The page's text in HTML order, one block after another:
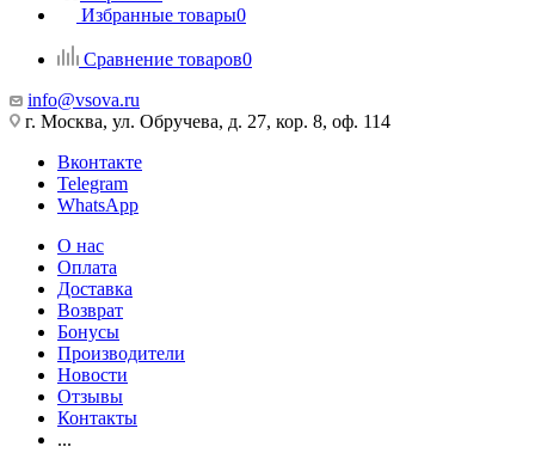
Избранные товары0
Сравнение товаров0
info@vsova.ru
г. Москва, ул. Обручева, д. 27, кор. 8, оф. 114
Вконтакте
Telegram
WhatsApp
О нас
Оплата
Доставка
Возврат
Бонусы
Производители
Новости
Отзывы
Контакты
...